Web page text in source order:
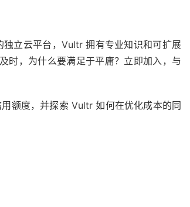
立云平台，Vultr 拥有专业知识和可扩展
时，为什么要满足于平庸？立即加入，与
额度，并探索 Vultr 如何在优化成本的同